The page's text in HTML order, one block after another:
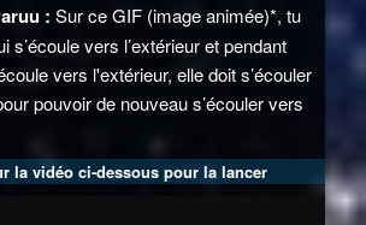
: Sur ce GIF (image animée)*, tu
s’écoule vers l’extérieur et pendant
vers l'extérieur, elle doit s’écouler
pouvoir de nouveau s’écouler vers
la vidéo ci-dessous pour la lancer